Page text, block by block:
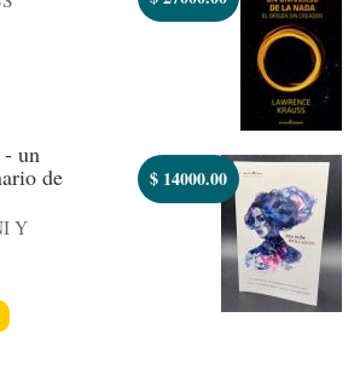
un
de
Y
$ 14000.00